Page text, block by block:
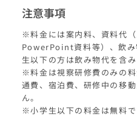
注意事項
※料金には案内料、資料代（
PowerPoint資料等）、飲み
生以下の方は飲み物代を含み
※料金は視察研修費のみの
通費、宿泊費、研修中の移
ん。
※小学生以下の料金は無料